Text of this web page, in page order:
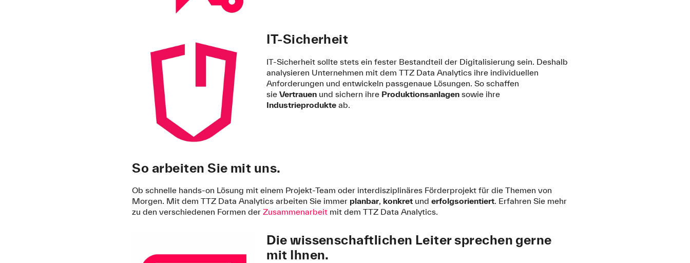
IT-Sicherheit
IT-Sicherheit sollte stets ein fester Bestandteil der Digitalisierung sein. Deshalb
analysieren Unternehmen mit dem TTZ Data Analytics ihre individuellen
Anforderungen und entwickeln passgenaue Lösungen. So schaffen
sieVertrauen und sichern ihre Produktionsanlagen sowie ihre
Industrieprodukte ab.
So arbeiten Sie mit uns.
Ob schnelle hands-on Lösung mit einem Projekt-Team oder interdisziplinäres Förderprojekt für die Themen von
Morgen. Mit dem TTZ Data Analytics arbeiten Sie immer planbar, konkret underfolgsorientiert. Erfahren Sie mehr
zu den verschiedenen Formen derZusammenarbeit mit dem TTZ Data Analytics.
Die wissenschaftlichen Leiter sprechen gerne
mit Ihnen.